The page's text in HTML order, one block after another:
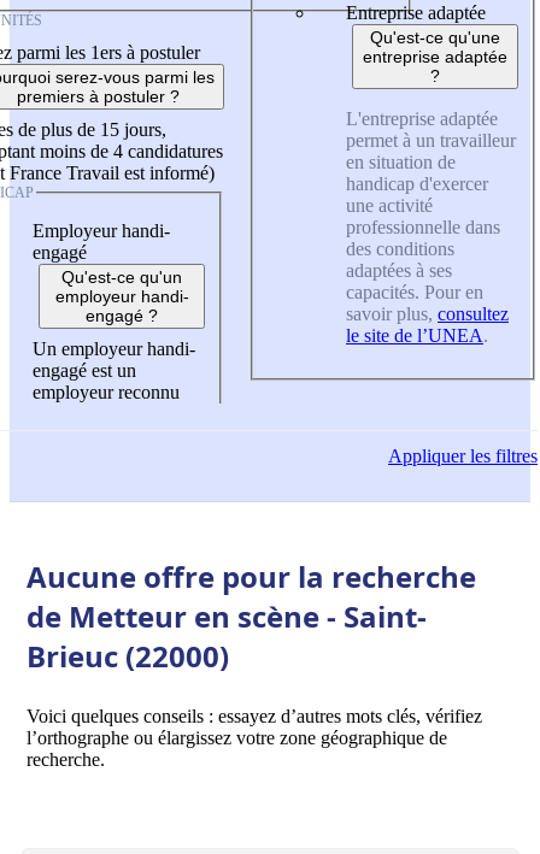
parmi les 1ers à postuler
serez-vous parmi les
premiers à postuler ?
de plus de 15 jours,
moins de 4 candidatures
France Travail est informé)
Employeur handi-
engagé
Qu'est-ce qu'un
employeur handi-
engagé ?
Un employeur handi-
engagé est un
employeur reconnu
Entreprise adaptée
Qu'est-ce qu'une
entreprise adaptée
?
L'entreprise adaptée
permet à un travailleur
en situation de
handicap d'exercer
une activité
professionnelle dans
des conditions
adaptées à ses
capacités. Pour en
savoir plus, consultez
le site de l’UNEA.
Appliquerles filtres
Aucune offre pour la recherche
de Metteur en scène - Saint-
Brieuc (22000)
Voici quelques conseils : essayez d’autres mots clés, vérifiez
l’orthographe ou élargissez votre zone géographique de
recherche.